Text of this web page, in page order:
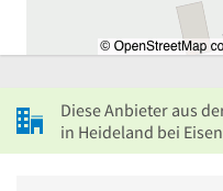
Diese Anbieter aus
in Heideland bei